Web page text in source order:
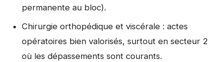
permanente au bloc).
Chirurgie orthopédique et viscérale : actes
opératoires bien valorisés, surtout en secteur 2
où les dépassements sont courants.